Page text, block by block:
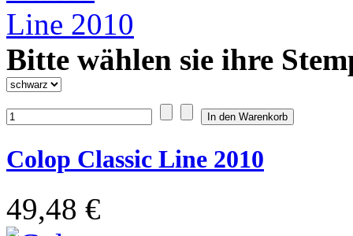
Bitte wählen sie ihre
Colop Classic Line 2010
49,48 €